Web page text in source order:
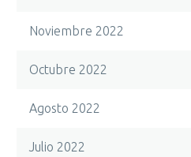
Noviembre 2022
Octubre 2022
Agosto 2022
Julio 2022